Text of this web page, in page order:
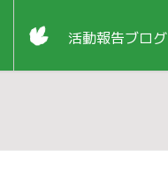
活動報告ブログ